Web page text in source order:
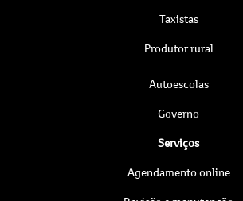
Taxistas
Produtor rural
Autoescolas
Governo
Serviços
Agendamento online